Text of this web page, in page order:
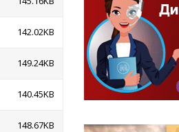
142.02KB
149.24KB
140.45KB
148.67KB